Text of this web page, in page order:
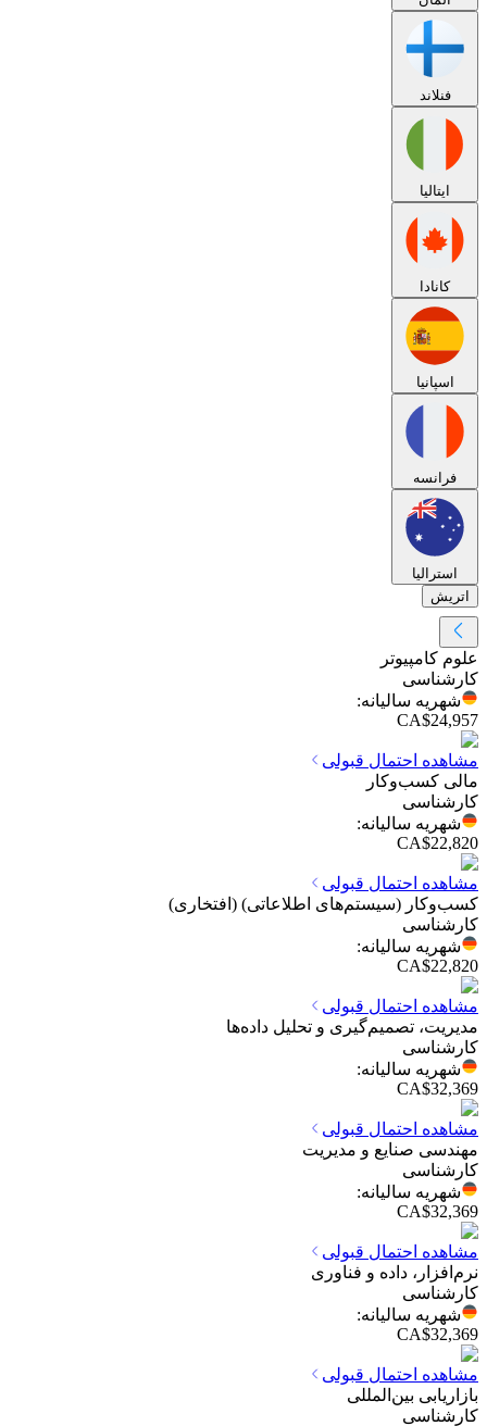
فنلاند
ایتالیا
کانادا
اسپانیا
فرانسه
استرالیا
اتریش
علوم کامپیوتر
کارشناسی
شهریه سالیانه:
CA$24,957
مشاهده احتمال قبولی
مالی کسب‌وکار
کارشناسی
شهریه سالیانه:
CA$22,820
مشاهده احتمال قبولی
کسب‌وکار (سیستم‌های اطلاعاتی) (افتخاری)
کارشناسی
شهریه سالیانه:
CA$22,820
مشاهده احتمال قبولی
مدیریت، تصمیم‌گیری و تحلیل داده‌ها
کارشناسی
شهریه سالیانه:
CA$32,369
مشاهده احتمال قبولی
مهندسی صنایع و مدیریت
کارشناسی
شهریه سالیانه:
CA$32,369
مشاهده احتمال قبولی
نرم‌افزار، داده و فناوری
کارشناسی
شهریه سالیانه:
CA$32,369
مشاهده احتمال قبولی
بازاریابی بین‌المللی
کارشناسی